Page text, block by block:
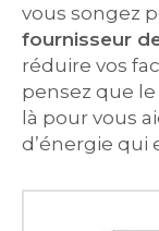
vous songez
fournisseur
réduire vos
pensez que le
là pour vous
d’énergie qui